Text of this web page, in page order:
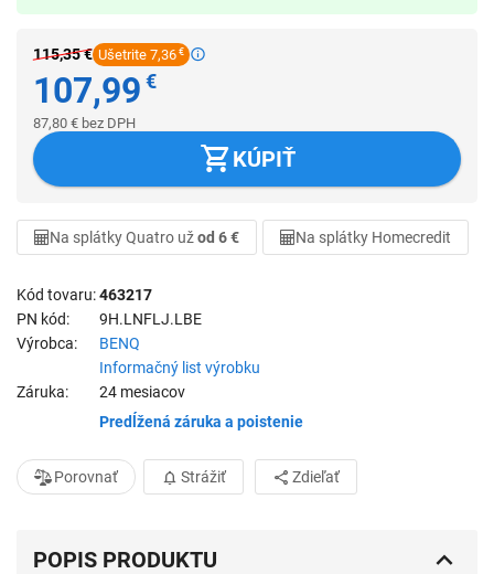
115,35€ Ušetrite 7,36 €
107,99 €
87,80 € bez DPH
KÚPIŤ
Na splátky Quatro užod 6 € Na splátky Homecredit
Kód tovaru 463217
PN kód
9H.LNFLJ.LBE
Výrobca
BENQ
Informačný list výrobku
Záruka
24 mesiacov
Predĺžená záruka a poistenie
Porovnať Strážiť Zdieľať
POPIS PRODUKTU